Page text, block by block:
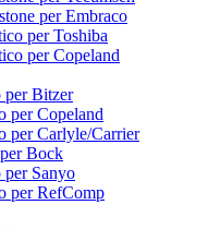
per Embraco
per Toshiba
per Copeland
per Bitzer
per Copeland
per Carlyle/Carrier
Bock
per Sanyo
per RefComp